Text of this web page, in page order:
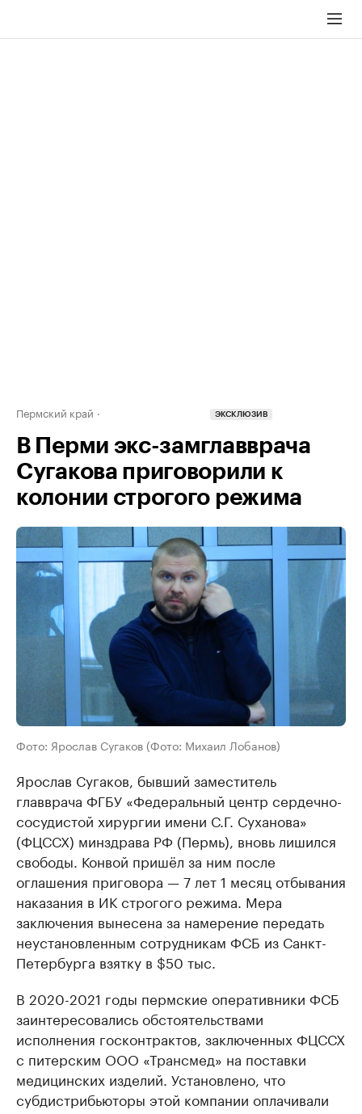
Пермский край ЭКСКЛЮЗИВ
В Перми экс-замглавврача
Сугакова приговорили к
колонии строгого режима
Фото: Ярослав Сугаков (Фото: Михаил Лобанов)
Ярослав Сугаков, бывший заместитель
главврача ФГБУ «Федеральный центр сердечно-
сосудистой хирургии имени С.Г. Суханова»
(ФЦССХ) минздрава РФ (Пермь), вновь лишился
свободы. Конвой пришёл за ним после
оглашения приговора — 7 лет 1 месяц отбывания
наказания в ИК строгого режима. Мера
заключения вынесена за намерение передать
неустановленным сотрудникам ФСБ из Санкт-
Петербурга взятку в $50 тыс.
В 2020-2021 годы пермские оперативники ФСБ
заинтересовались обстоятельствами
исполнения госконтрактов, заключенных ФЦССХ
с питерским ООО «Трансмед» на поставки
медицинских изделий. Установлено, что
субдистрибьюторы этой компании оплачивали